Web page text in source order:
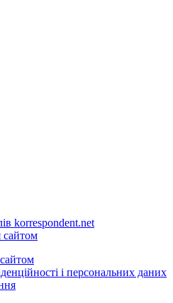
korrespondent.net
сайтом
і персональних даних